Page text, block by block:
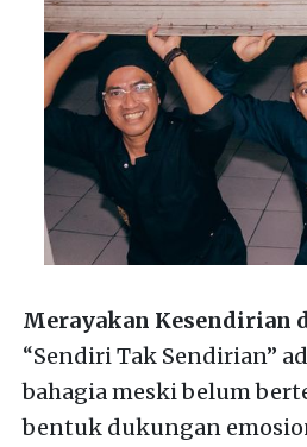
Merayakan Kesendirian
“Sendiri Tak Sendirian”
bahagia meski belum
bentuk dukungan